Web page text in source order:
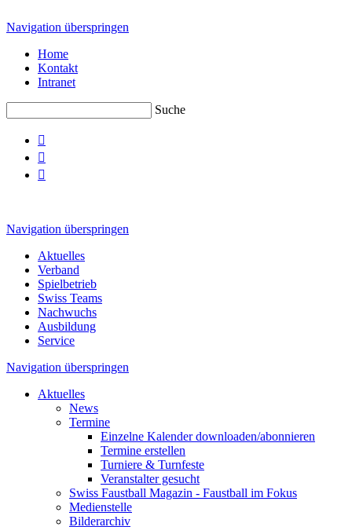
Navigation überspringen
Home
Kontakt
Intranet
Suche



Navigation überspringen
Aktuelles
Verband
Spielbetrieb
Swiss Teams
Nachwuchs
Ausbildung
Service
Navigation überspringen
Aktuelles
News
Termine
Einzelne Kalender downloaden/abonnieren
Termine erstellen
Turniere & Turnfeste
Veranstalter gesucht
Swiss Faustball Magazin - Faustball im Fokus
Medienstelle
Bilderarchiv